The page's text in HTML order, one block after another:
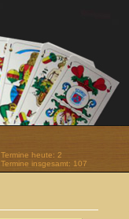
Termine heute: 2
Termine insgesamt: 107